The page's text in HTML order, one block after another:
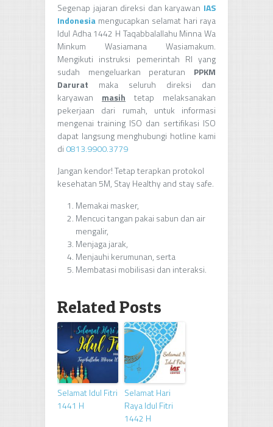
Segenap jajaran direksi dan karyawan IAS
Indonesia mengucapkan selamat hari raya
Idul Adha 1442 H Taqabbalallahu Minna Wa
Minkum Wasiamana Wasiamakum.
Mengikuti instruksi pemerintah RI yang
sudah mengeluarkan peraturan PPKM
Darurat maka seluruh direksi dan
karyawan masih tetap melaksanakan
pekerjaan dari rumah, untuk informasi
mengenai training ISO dan sertifikasi ISO
dapat langsung menghubungi hotline kami
di 0813.9900.3779
Jangan kendor! Tetap terapkan protokol
kesehatan 5M, Stay Healthy and stay safe.
Memakai masker,
Mencuci tangan pakai sabun dan air
mengalir,
Menjaga jarak,
Menjauhi kerumunan, serta
Membatasi mobilisasi dan interaksi.
Related Posts
Selamat Idul Fitri
1441 H
Selamat Hari
Raya Idul Fitri
1442 H